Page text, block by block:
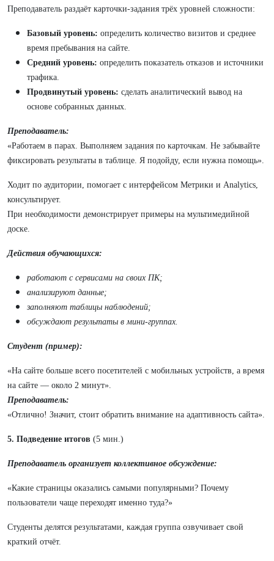
Преподаватель раздаёт карточки-задания трёх уровней сложности:
Базовый уровень: определить количество визитов и среднее
время пребывания на сайте.
Средний уровень: определить показатель отказов и источники
трафика.
Продвинутый уровень: сделать аналитический вывод на
основе собранных данных.
Преподаватель:
«Работаем в парах. Выполняем задания по карточкам. Не забывайте
фиксировать результаты в таблице. Я подойду, если нужна помощь».
Ходит по аудитории, помогает с интерфейсом Метрики и Analytics,
консультирует.
При необходимости демонстрирует примеры на мультимедийной
доске.
Действия обучающихся:
работают с сервисами на своих ПК;
анализируют данные;
заполняют таблицы наблюдений;
обсуждают результаты в мини-группах.
Студент (пример):
«На сайте больше всего посетителей с мобильных устройств, а время
на сайте — около 2 минут».
Преподаватель:
«Отлично! Значит, стоит обратить внимание на адаптивность сайта».
5. Подведение итогов (5 мин.)
Преподаватель организует коллективное обсуждение:
«Какие страницы оказались самыми популярными? Почему
пользователи чаще переходят именно туда?»
Студенты делятся результатами, каждая группа озвучивает свой
краткий отчёт.